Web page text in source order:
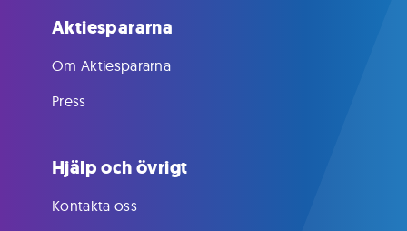
Aktiespararna
Om Aktiespararna
Press
Hjälp och övrigt
Kontakta oss